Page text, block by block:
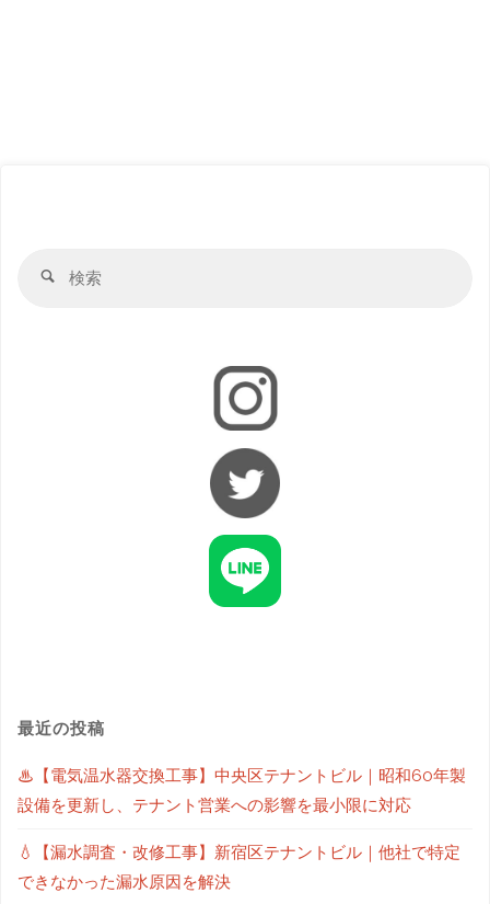
最近の投稿
♨【電気温水器交換工事】中央区テナントビル｜昭和60年製
設備を更新し、テナント営業への影響を最小限に対応
💧【漏水調査・改修工事】新宿区テナントビル｜他社で特定
できなかった漏水原因を解決